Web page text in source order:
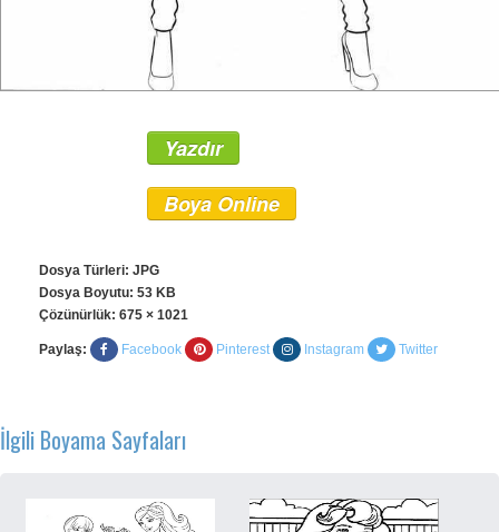
Yazdır
Boya Online
Dosya Türleri: JPG
Dosya Boyutu: 53 KB
Çözünürlük: 675 × 1021
Paylaş: Facebook Pinterest Instagram Twitter
İlgili Boyama Sayfaları